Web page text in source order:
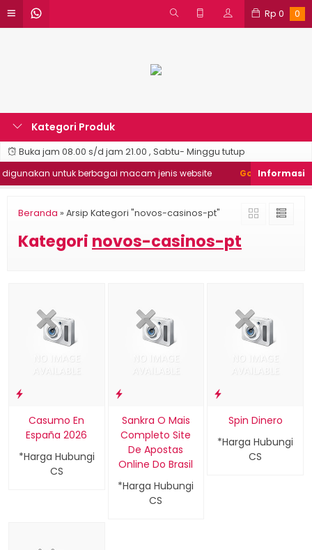
Rp 0 0
Kategori Produk
Buka jam 08.00 s/d jam 21.00 , Sabtu- Minggu tutup
untuk berbagai macam jenis website
Good Desain ❯
Beranda » Arsip Kategori "novos-casinos-pt"
Kategori novos-casinos-pt
Casumo En
España 2026
*Harga Hubungi
CS
Sankra O Mais
Completo Site
De Apostas
Online Do Brasil
*Harga Hubungi
CS
Spin Dinero
*Harga Hubungi
CS